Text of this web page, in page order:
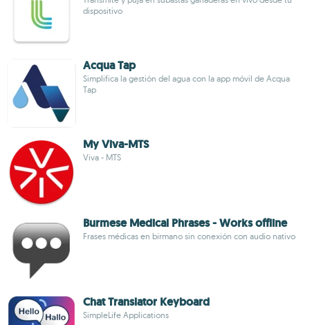
dispositivo
Acqua Tap
Simplifica la gestión del agua con la app móvil de Acqua
Tap
My Viva-MTS
Viva - MTS
Burmese Medical Phrases - Works offline
Frases médicas en birmano sin conexión con audio nativo
Chat Translator Keyboard
SimpleLife Applications